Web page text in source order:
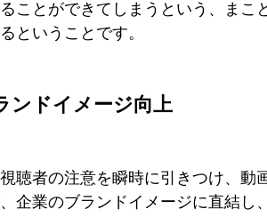
ことができてしまうという、まこ
ということです。
ンドイメージ向上
聴者の注意を瞬時に引きつけ、動
企業のブランドイメージに直結し